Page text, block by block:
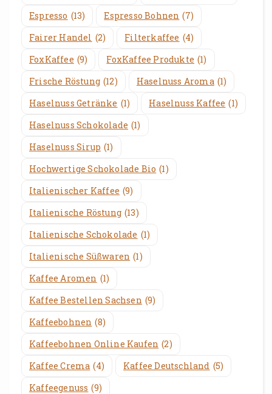
Espresso (13) Espresso Bohnen (7)
Fairer Handel (2) Filterkaffee (4)
FoxKaffee (9) FoxKaffee Produkte (1)
Frische Röstung (12) Haselnuss Aroma (1)
Haselnuss Getränke (1) Haselnuss Kaffee (1)
Haselnuss Schokolade (1)
Haselnuss Sirup (1)
Hochwertige Schokolade Bio (1)
Italienischer Kaffee (9)
Italienische Röstung (13)
Italienische Schokolade (1)
Italienische Süßwaren (1)
Kaffee Aromen (1)
Kaffee Bestellen Sachsen (9)
Kaffeebohnen (8)
Kaffeebohnen Online Kaufen (2)
Kaffee Crema (4) Kaffee Deutschland (5)
Kaffeegenuss (9)